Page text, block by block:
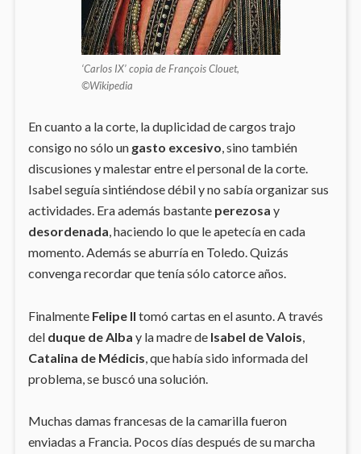
‘Carlos IX’ copia de François Clouet,
©Wikipedia
En cuanto a la corte, la duplicidad de cargos trajo
consigo no sólo un gasto excesivo, sino también
discusiones y malestar entre el personal de la corte.
Isabel seguía sintiéndose débil y no sabía organizar sus
actividades. Era además bastante perezosa y
desordenada, haciendo lo que le apetecía en cada
momento. Además se aburría en Toledo. Quizás
convenga recordar que tenía sólo catorce años.
Finalmente Felipe II tomó cartas en el asunto. A través
del duque de Alba y la madre de Isabel de Valois
Catalina de Médicis , que había sido informada del
problema, se buscó una solución.
Muchas damas francesas de la camarilla fueron
enviadas a Francia. Pocos días después de su marcha